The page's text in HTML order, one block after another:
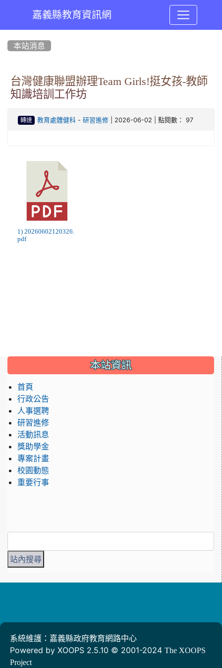
嘉義縣教育資訊網
本站消息
台灣健康聯盟辦理Team Girls!挺女孩-教師
知識培訓工作坊
轉達 教育處體健科- 研習進修| 2026-06-02 | 點閱數： 97
1) 20260602120326.
pdf
::: 本站資訊
首頁
行政公告
人事選聘
研習進修
活動訊息
獎助學金
專案計畫
校園動態
重要行事
系統維護：嘉義縣政府教育網路中心
Powered by XOOPS 2.5.10 © 2001-2024 The XOOPS
Project